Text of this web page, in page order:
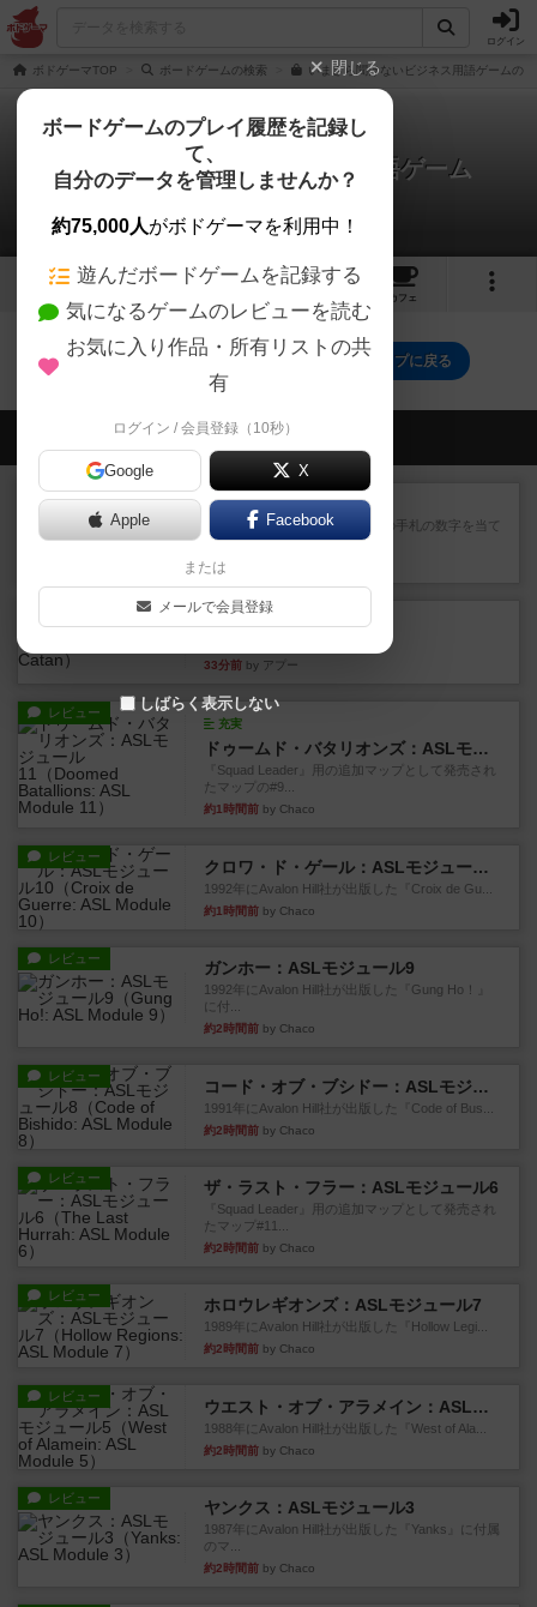
ログイン
ボドゲーマTOP ボードゲームの検索 いまさら聞けないビジネス用語ゲームの
いまさら聞けないビジネス用語ゲーム
0件のリプレイ日記
3 2
カフェ
いまさら聞けないビジネス用語ゲームのトップに戻る
会員の新しい投稿
レビュー ゴットファイブ！
自分の前に背を向けて並ぶ5枚の手札の数字を当て
るゲーム。相手の手札/場...
17分前
33分前 by アプー
レビュー
充実
ドゥームド・バタリオンズ：ASLモジュール11
『Squad Leader』用の追加マップとして発売され
たマップの#9...
約1時間前 by Chaco
レビュー
クロワ・ド・ゲール：ASLモジュール10
1992年にAvalon Hill社が出版した『Croix de Gu...
約1時間前 by Chaco
レビュー ガンホー：ASLモジュール9
1992年にAvalon Hill社が出版した『Gung Ho！』
に付...
約2時間前 by Chaco
レビュー
コード・オブ・ブシドー：ASLモジュール8
1991年にAvalon Hill社が出版した『Code of Bus...
約2時間前 by Chaco
レビュー ザ・ラスト・フラー：ASLモジュール6
『Squad Leader』用の追加マップとして発売され
たマップ#11...
約2時間前 by Chaco
レビュー ホロウレギオンズ：ASLモジュール7
1989年にAvalon Hill社が出版した『Hollow Legi...
約2時間前 by Chaco
レビュー
ウエスト・オブ・アラメイン：ASLモジュール5
1988年にAvalon Hill社が出版した『West of Ala...
約2時間前 by Chaco
レビュー ヤンクス：ASLモジュール3
1987年にAvalon Hill社が出版した『Yanks』に付属
のマ...
約2時間前 by Chaco
閉じる
ボードゲームのプレイ履歴を記録し
て、
自分のデータを管理しませんか？
約75,000人がボドゲーマを利用中！
遊んだボードゲームを記録する
気になるゲームのレビューを読む
お気に入り作品・所有リストの共
有
ログイン / 会員登録（10秒）
Google X
Apple Facebook
または
メールで会員登録
しばらく表示しない